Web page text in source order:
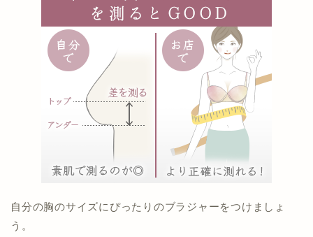
自分の胸のサイズにぴったりのブラジャーをつけましょ
う。